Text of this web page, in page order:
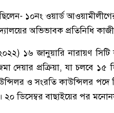
১০নং ওয়ার্ড
অভিভাবক প্রতিনিধি কাজী
১৬ জানুয়ারি নারায়ণ সিটি
দেয়ার প্রক্রিয়া, যা চলবে ১৫
ও সংরতি কাউন্সিলর পদে
২০ ডিসেম্বর বাছাইয়ের পর